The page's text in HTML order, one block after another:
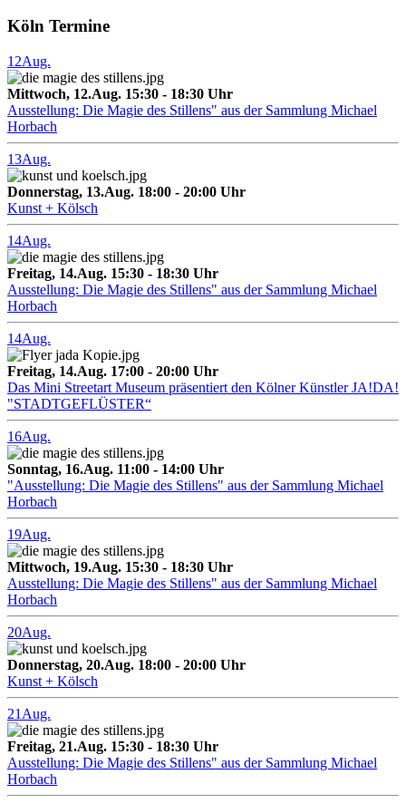
Köln Termine
12Aug.
Mittwoch, 12.Aug. 15:30 - 18:30 Uhr
Ausstellung: Die Magie des Stillens" aus der Sammlung Michael
Horbach
13Aug.
Donnerstag, 13.Aug. 18:00 - 20:00 Uhr
Kunst + Kölsch
14Aug.
Freitag, 14.Aug. 15:30 - 18:30 Uhr
Ausstellung: Die Magie des Stillens" aus der Sammlung Michael
Horbach
14Aug.
Freitag, 14.Aug. 17:00 - 20:00 Uhr
Das Mini Streetart Museum präsentiert den Kölner Künstler JA!DA!
"STADTGEFLÜSTER“
16Aug.
Sonntag, 16.Aug. 11:00 - 14:00 Uhr
"Ausstellung: Die Magie des Stillens" aus der Sammlung Michael
Horbach
19Aug.
Mittwoch, 19.Aug. 15:30 - 18:30 Uhr
Ausstellung: Die Magie des Stillens" aus der Sammlung Michael
Horbach
20Aug.
Donnerstag, 20.Aug. 18:00 - 20:00 Uhr
Kunst + Kölsch
21 Aug.
Freitag, 21.Aug. 15:30 - 18:30 Uhr
Ausstellung: Die Magie des Stillens" aus der Sammlung Michael
Horbach